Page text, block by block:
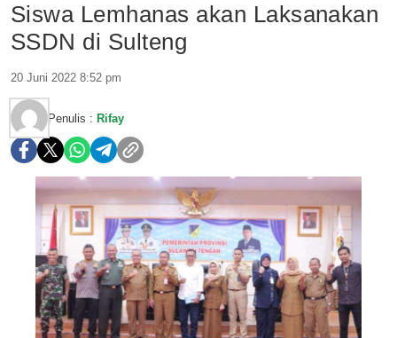
Siswa Lemhanas akan Laksanakan
SSDN di Sulteng
20 Juni 2022 8:52 pm
Penulis : Rifay